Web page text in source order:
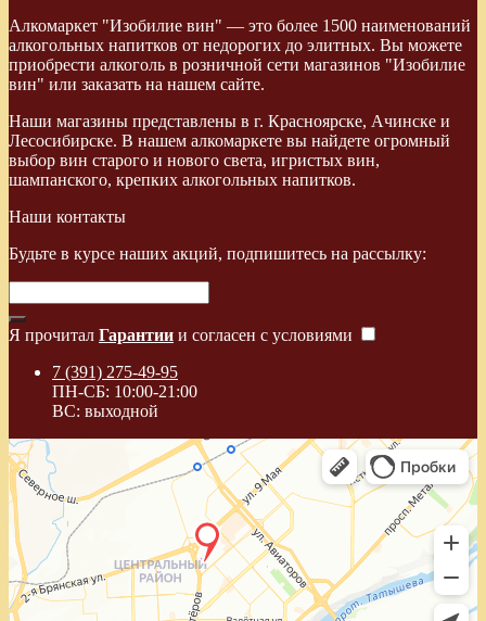
Алкомаркет "Изобилие вин" — это более 1500 наименований
алкогольных напитков от недорогих до элитных. Вы можете
приобрести алкоголь в розничной сети магазинов "Изобилие
вин" или заказать на нашем сайте.
Наши магазины представлены в г. Красноярске, Ачинске и
Лесосибирске. В нашем алкомаркете вы найдете огромный
выбор вин старого и нового света, игристых вин,
шампанского, крепких алкогольных напитков.
Наши контакты
Будьте в курсе наших акций, подпишитесь на рассылку:
Я прочитал Гарантии и согласен с условиями
7 (391) 275-49-95
ПН-СБ: 10:00-21:00
ВС: выходной